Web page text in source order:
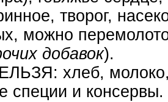
творог,
можно
добавок).
хлеб, молоко,
специи и консервы.